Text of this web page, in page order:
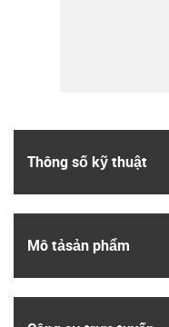
Thông số kỹ thuật
Mô tả­sản phẩm